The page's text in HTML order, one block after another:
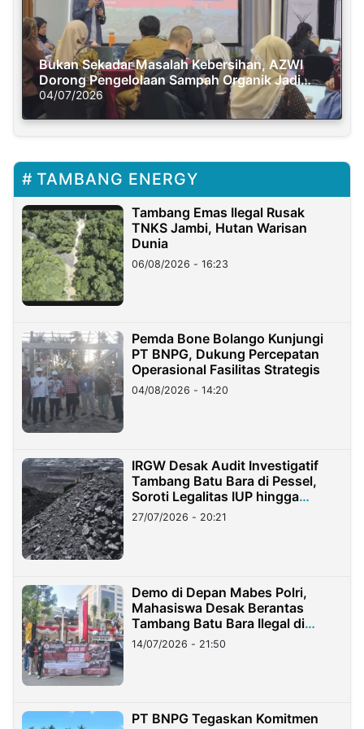
Bukan Sekadar Masalah Kebersihan, AZWI
Dorong Pengelolaan Sampah Organik Jadi
Solusi Krisis Iklim
04/07/2026
TAMBANG ENERGY
Tambang Emas Ilegal Rusak
TNKS Jambi, Hutan Warisan
Dunia
06/08/2026 - 16:23
Pemda Bone Bolango Kunjungi
PT BNPG, Dukung Percepatan
Operasional Fasilitas Strategis
04/08/2026 - 14:20
IRGW Desak Audit Investigatif
Tambang Batu Bara di Pessel,
Soroti Legalitas IUP hingga
Stockpile
27/07/2026 - 20:21
Demo di Depan Mabes Polri,
Mahasiswa Desak Berantas
Tambang Batu Bara Ilegal di
Lampung
14/07/2026 - 21:50
PT BNPG Tegaskan Komitmen